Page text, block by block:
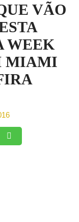
VÃO
WEEK
MIAMI